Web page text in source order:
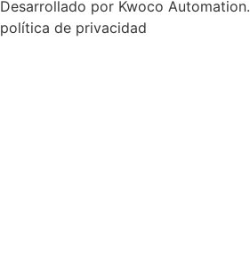
Desarrollado por Kwoco Automation.
política de privacidad